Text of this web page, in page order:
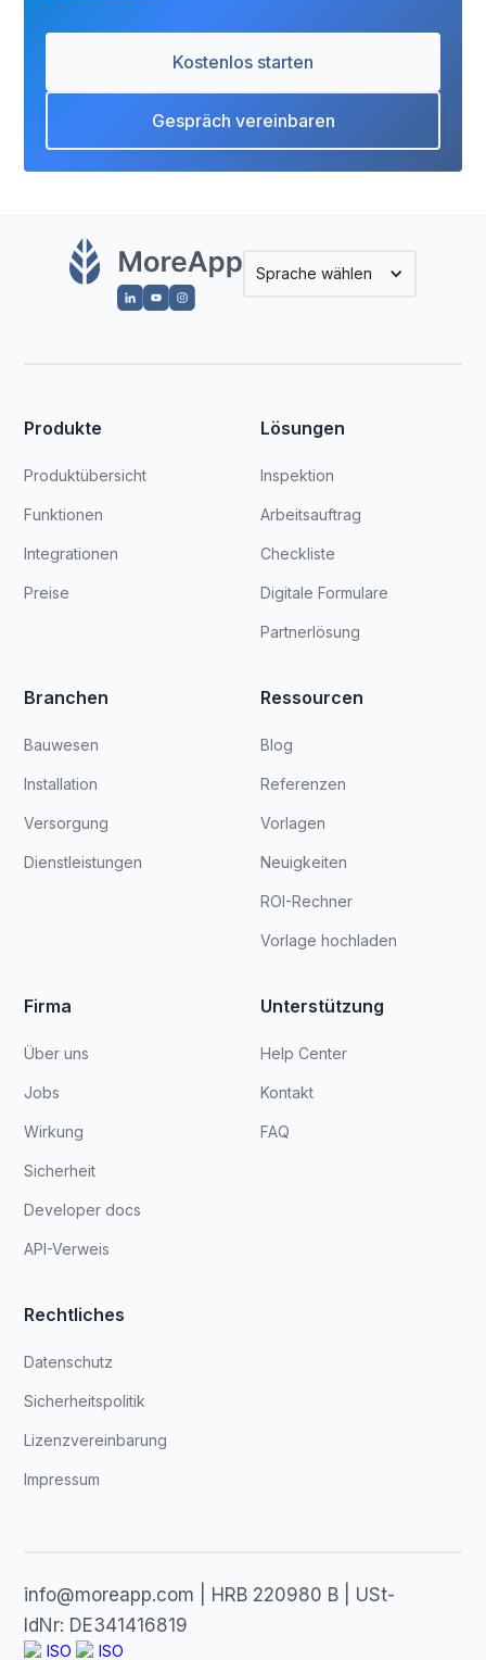
Kostenlos starten
Gespräch vereinbaren
Sprache wählen
Produkte
Produktübersicht
Funktionen
Integrationen
Preise
Lösungen
Inspektion
Arbeitsauftrag
Checkliste
Digitale Formulare
Partnerlösung
Branchen
Bauwesen
Installation
Versorgung
Dienstleistungen
Ressourcen
Blog
Referenzen
Vorlagen
Neuigkeiten
ROI-Rechner
Vorlage hochladen
Firma
Über uns
Jobs
Wirkung
Sicherheit
Developer docs
API-Verweis
Unterstützung
Help Center
Kontakt
FAQ
Rechtliches
Datenschutz
Sicherheitspolitik
Lizenzvereinbarung
Impressum
info@moreapp.com | HRB 220980 B | USt-
IdNr: DE341416819